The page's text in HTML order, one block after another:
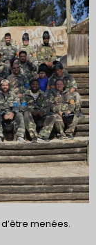
menées.